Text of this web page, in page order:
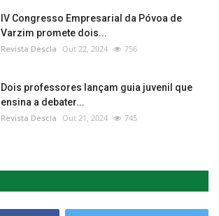
IV Congresso Empresarial da Póvoa de
Varzim promete dois...
Revista Descla Out 22, 2024 756
Dois professores lançam guia juvenil que
ensina a debater...
Revista Descla Out 21, 2024 745